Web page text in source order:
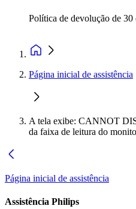
Política de devolução de 30
Página inicial de assistência
A tela exibe: CANNOT
da faixa de leitura do
Página inicial de assistência
Assistência Philips